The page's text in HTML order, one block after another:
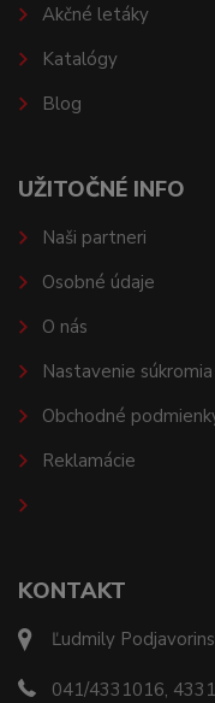
KONTAKT
Ľudmily
041/4331016,
Akčné letáky
Katalógy
Blog
UŽITOČNÉ INFO
Naši partneri
Osobné údaje
O nás
Nastavenie súkromia
Obchodné
Reklamácie